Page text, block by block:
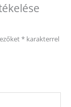
* karakterrel